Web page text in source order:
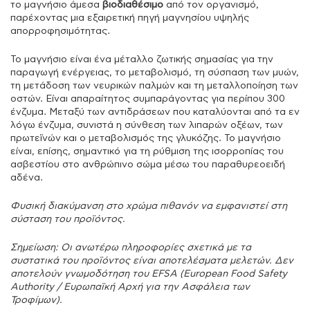
το μαγνήσιο άμεσα βιοδιαθέσιμο από τον οργανισμό,
παρέχοντας μια εξαιρετική πηγή μαγνησίου υψηλής
απορροφησιμότητας.
Το μαγνήσιο είναι ένα μέταλλο ζωτικής σημασίας για την
παραγωγή ενέργειας, το μεταβολισμό, τη σύσπαση των μυών,
τη μετάδοση των νευρικών παλμών και τη μεταλλοποίηση των
οστών. Είναι απαραίτητος συμπαράγοντας για περίπου 300
ένζυμα. Μεταξύ των αντιδράσεων που καταλύονται από τα εν
λόγω ένζυμα, συνιστά η σύνθεση των λιπαρών οξέων, των
πρωτεϊνών και ο μεταβολισμός της γλυκόζης. Το μαγνήσιο
είναι, επίσης, σημαντικό για τη ρύθμιση της ισορροπίας του
ασβεστίου στο ανθρώπινο σώμα μέσω του παραθυρεοειδή
αδένα.
Φυσική διακύμανση στο χρώμα πιθανόν να εμφανιστεί στη
σύσταση του προϊόντος.
Σημείωση: Οι ανωτέρω πληροφορίες σχετικά με τα
συστατικά του προϊόντος είναι αποτελέσματα μελετών. Δεν
αποτελούν γνωμοδότηση του EFSA (European Food Safety
Authority / Ευρωπαϊκή Αρχή για την Ασφάλεια των
Τροφίμων).